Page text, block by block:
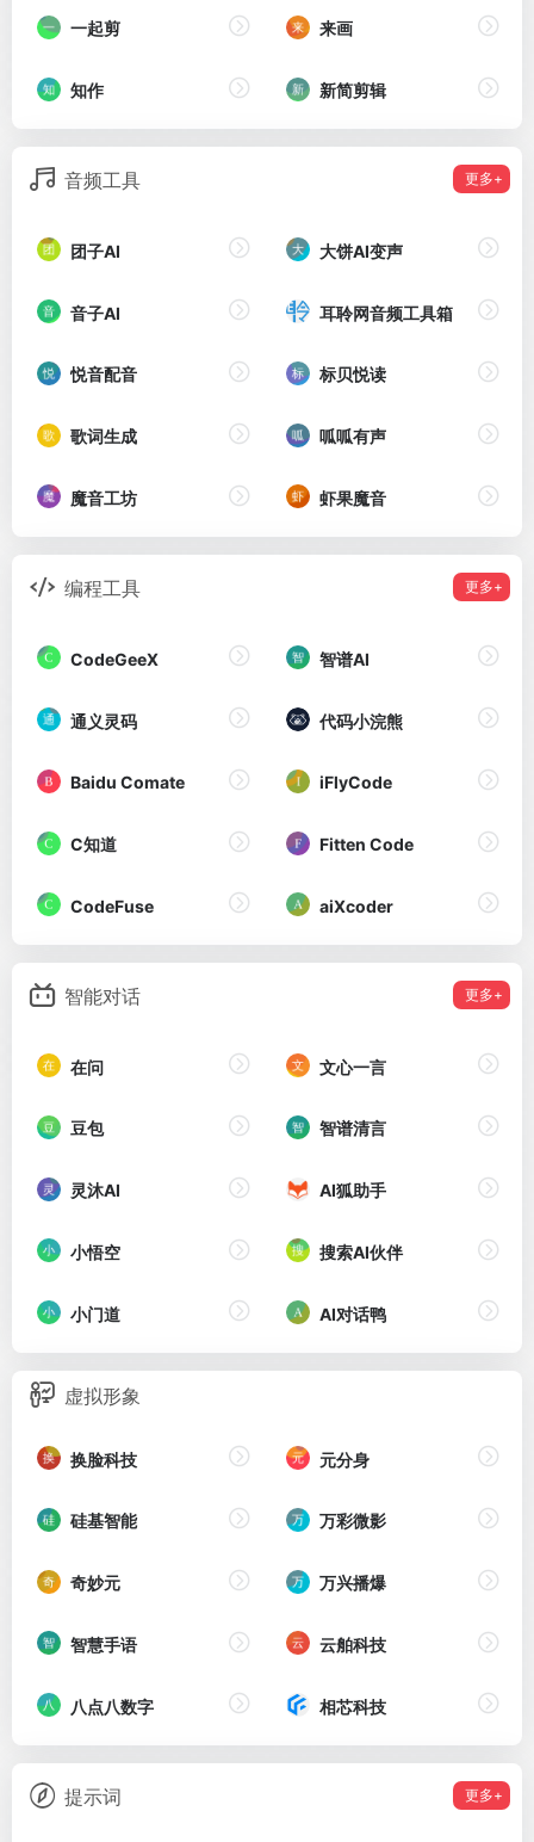
一起剪 来画
知作 新简剪辑
音频工具 更多+
团子AI 大饼AI变声
音子AI 耳聆网音频工具箱
悦音配音 标贝悦读
歌词生成 呱呱有声
魔音工坊 虾果魔音
编程工具 更多+
CodeGeeX 智谱AI
通义灵码 代码小浣熊
Baidu Comate iFlyCode
C知道 Fitten Code
CodeFuse aiXcoder
智能对话 更多+
在问 文心一言
豆包 智谱清言
灵沐AI AI狐助手
小悟空 搜索AI伙伴
小门道 AI对话鸭
虚拟形象
换脸科技 元分身
硅基智能 万彩微影
奇妙元 万兴播爆
智慧手语 云舶科技
八点八数字 相芯科技
提示词 更多+